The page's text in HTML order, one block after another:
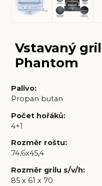
Vstavaný gril
Phantom
Palivo:
Propan butan
Počet hořáků:
4+1
Rozměr roštu:
74,6x45,4
Rozměr grilu s/v/h:
85 x 61 x 70